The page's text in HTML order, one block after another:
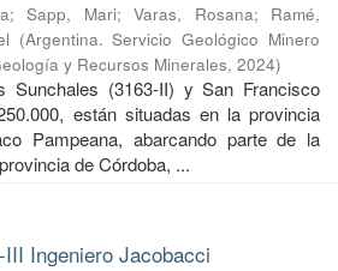
;Sapp, Mari;Varas, Rosana; Ramé,
(Argentina. Servicio Geológico Minero
y Recursos Minerales, 2024)
Sunchales (3163-II) y San Francisco
están situadas en la provincia
Pampeana, abarcando parte de la
de Córdoba, ...
Ingeniero Jacobacci